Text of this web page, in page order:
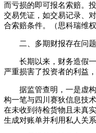
而亏损的即可报名索赔。
交易凭证，如交易记录、
合索赔条件。（思科瑞维权
二、多期财报存在问题
长期以来，财务造假一
严重损害了投资者的利益
据监管查明，一是虚构
构一笔与四川赛狄信息技
在未收到待检货物且未真
生成对账单并利用私人关